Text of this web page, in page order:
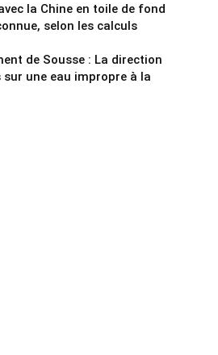
la Chine en toile de fond
selon les calculs
de Sousse : La direction
une eau impropre à la